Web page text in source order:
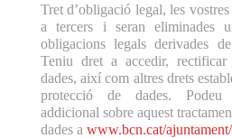
Tret d’obligació legal, les
a tercers i seran eliminades
obligacions legals derivades
Teniu dret a accedir,
dades, així com altres drets
protecció de dades. Podeu
addicional sobre aquest
dades a www.bcn.cat/